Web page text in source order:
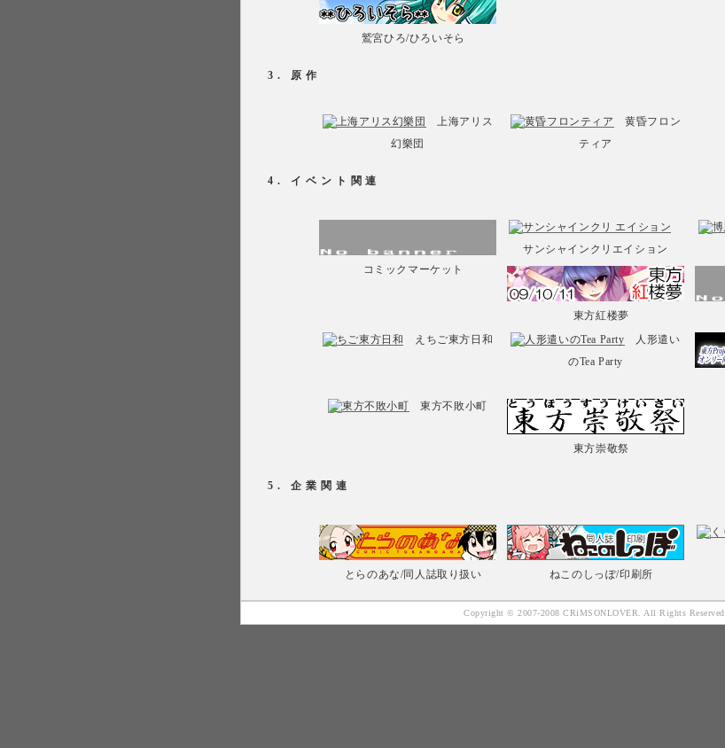
鷲宮ひろ/ひろいそら
3. 原作
上海アリス
幻樂団
黄昏フロン
ティア
4. イベント関連
コミックマーケット
サンシャインクリエイション
東方紅楼夢
えちご東方日和
人形遣い
のTea Party
東方不敗小町
東方崇敬祭
5. 企業関連
とらのあな/同人誌取り扱い ねこのしっぽ/印刷所
Copyright © 2007-2008 CRiMSONLOVER. All Rights Reserved.